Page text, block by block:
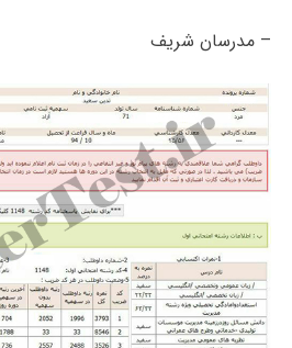
– مدرسان شریف